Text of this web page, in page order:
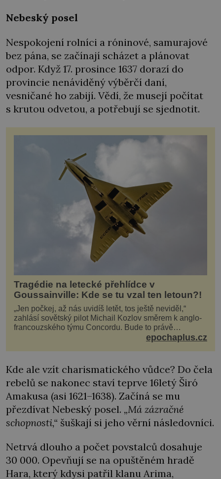
Nebeský posel
Nespokojení rolníci a róninové, samurajové
bez pána, se začínají scházet a plánovat
odpor. Když 17. prosince 1637 dorazí do
provincie nenáviděný výběrčí daní,
vesničané ho zabijí. Vědí, že musejí počítat
s krutou odvetou, a potřebují se sjednotit.
Tragédie na letecké přehlídce v
Goussainville: Kde se tu vzal ten letoun?!
„Jen počkej, až nás uvidíš letět, tos ještě neviděl,“
zahlásí sovětský pilot Michail Kozlov směrem k anglo-
francouzského týmu Concordu. Bude to právě
konkurenční boj, co bude stát za smrtí celé 6členné
epochaplus.cz
Kde ale vzít charismatického vůdce? Do čela
rebelů se nakonec staví teprve 16letý Širó
Amakusa (asi 1621–1638). Začíná se mu
přezdívat Nebeský posel. „Má zázračné
schopnosti,“ šuškají si jeho věrní následovníci.
Netrvá dlouho a počet povstalců dosahuje
30 000. Opevňují se na opuštěném hradě
Hara, který kdysi patřil klanu Arima,